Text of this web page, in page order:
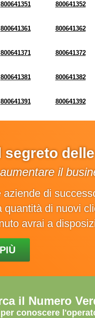
800641351 800641352
800641361 800641362
800641371 800641372
800641381 800641382
800641391 800641392
segreto
il
aziende di
quantità di nuovi
avrai a
il Numero
per conoscere